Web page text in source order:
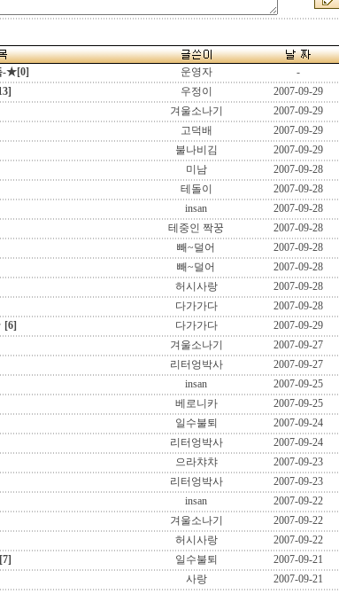
-★[0] 운영자 -
우정이 2007-09-29
겨울소나기 2007-09-29
고덕배 2007-09-29
불나비김 2007-09-29
미남 2007-09-28
테돌이 2007-09-28
insan 2007-09-28
테중인 짝꿍 2007-09-28
빼~덜어 2007-09-28
빼~덜어 2007-09-28
허시사랑 2007-09-28
다가가다 2007-09-28
[6] 다가가다 2007-09-29
겨울소나기 2007-09-27
리터엉박사 2007-09-27
insan 2007-09-25
베로니카 2007-09-25
일수불퇴 2007-09-24
리터엉박사 2007-09-24
으라챠챠 2007-09-23
리터엉박사 2007-09-23
insan 2007-09-22
겨울소나기 2007-09-22
허시사랑 2007-09-22
[7] 일수불퇴 2007-09-21
사랑 2007-09-21